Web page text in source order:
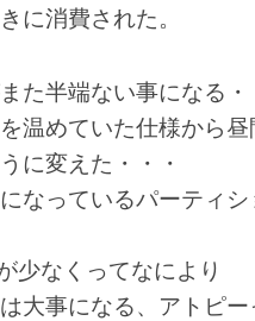
に消費された。
た半端ない事になる・
温めていた仕様から
に変えた・・・
なっているパーティ
少なくってなにより
大事になる、アトピ